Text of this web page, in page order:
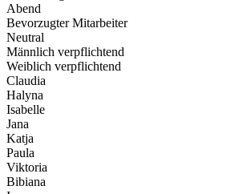
Abend
Bevorzugter Mitarbeiter
Neutral
Männlich verpflichtend
Weiblich verpflichtend
Claudia
Halyna
Isabelle
Jana
Katja
Paula
Viktoria
Bibiana